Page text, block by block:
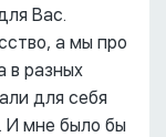
Вас.
а мы про
в разных
для себя
И мне было бы